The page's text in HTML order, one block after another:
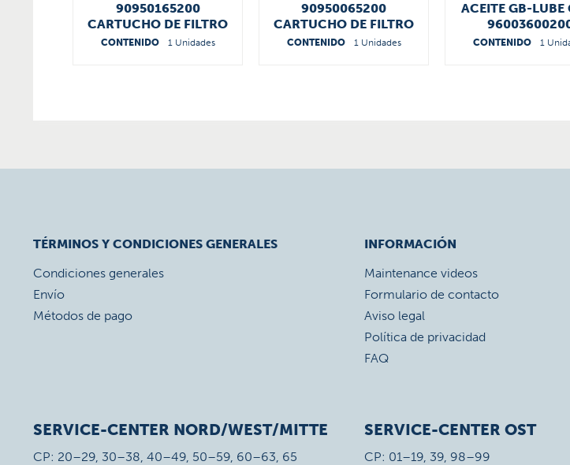
90950165200
CARTUCHO DE FILTRO
CONTENIDO 1 Unidades
90950065200
CARTUCHO DE FILTRO
CONTENIDO 1 Unidades
ACEITE GB-LUBE
CONTENIDO 1
TÉRMINOS Y CONDICIONES GENERALES
Condiciones generales
Envío
Métodos de pago
INFORMACIÓN
Maintenance videos
Formulario de contacto
Aviso legal
Política de privacidad
FAQ
SERVICE-CENTER NORD/WEST/MITTE
CP: 20–29, 30–38, 40–49, 50–59, 60–63, 65
SERVICE-CENTER OST
CP: 01–19, 39, 98–99